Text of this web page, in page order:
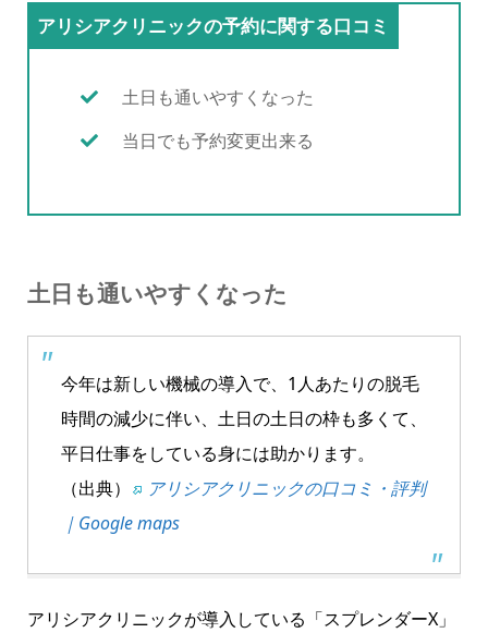
アリシアクリニックの予約に関する口コミ
土日も通いやすくなった
当日でも予約変更出来る
土日も通いやすくなった
今年は新しい機械の導入で、1人あたりの脱毛
時間の減少に伴い、土日の土日の枠も多くて、
平日仕事をしている身には助かります。
（出典）
アリシアクリニックの口コミ・評判
｜Google maps
アリシアクリニックが導入している「スプレンダーX」